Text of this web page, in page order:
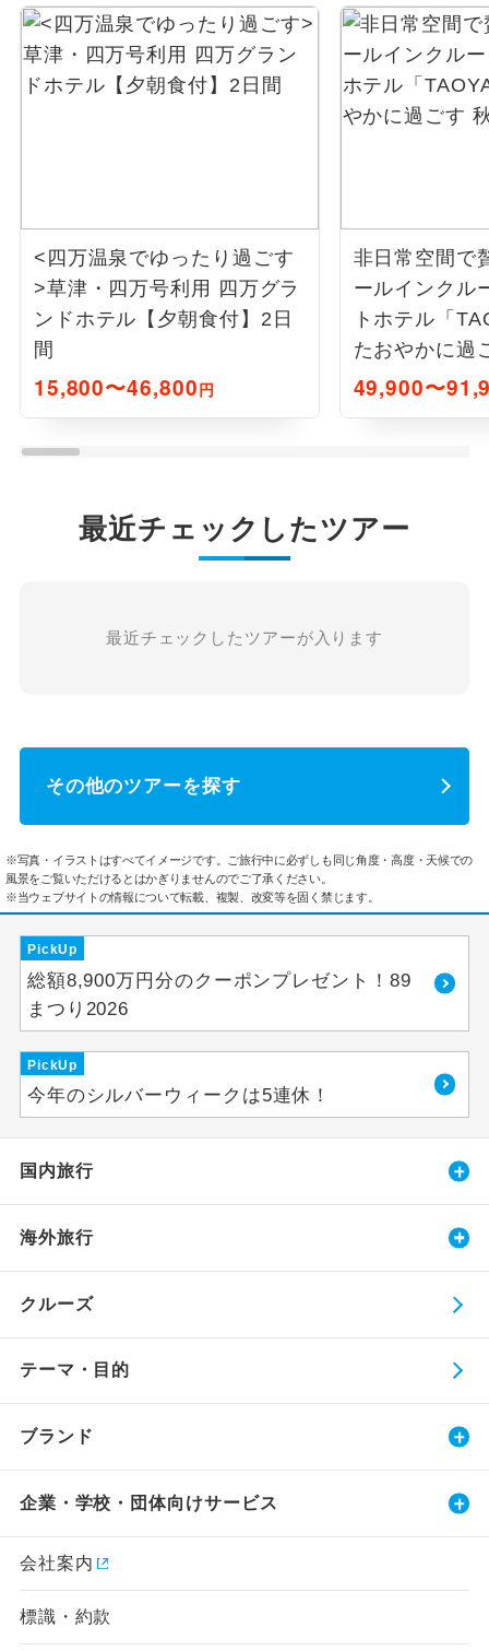
<四万温泉でゆったり過ごす
>草津・四万号利用 四万グラ
ンドホテル【夕朝食付】2日
間
15,800〜46,800円
非日常空間で
ールインクル
トホテル「
たおやかに過
日間
49,900〜
最近チェックしたツアー
最近チェックしたツアーが入ります
その他のツアーを探す
※写真・イラストはすべてイメージです。ご旅行中に必ずしも同じ角度・高度・天候での
風景をご覧いただけるとはかぎりませんのでご了承ください。
※当ウェブサイトの情報について転載、複製、改変等を固く禁じます。
PickUp
総額8,900万円分のクーポンプレゼント！89
まつり2026
PickUp
今年のシルバーウィークは5連休！
国内旅行
海外旅行
クルーズ
テーマ・目的
ブランド
企業・学校・団体向けサービス
会社案内
標識・約款